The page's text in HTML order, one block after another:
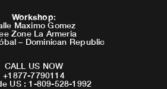
Workshop:
Maximo Gomez
Zone La Armeria
– Dominican Republic
CALL US NOW
+1877-7790114
US : 1-809-528-1992